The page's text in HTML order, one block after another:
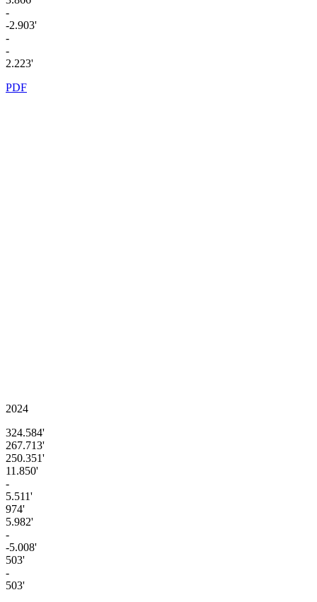
-
-2.903'
-
-
2.223'
PDF
2024
324.584'
267.713'
250.351'
11.850'
-
5.511'
974'
5.982'
-
-5.008'
503'
-
503'